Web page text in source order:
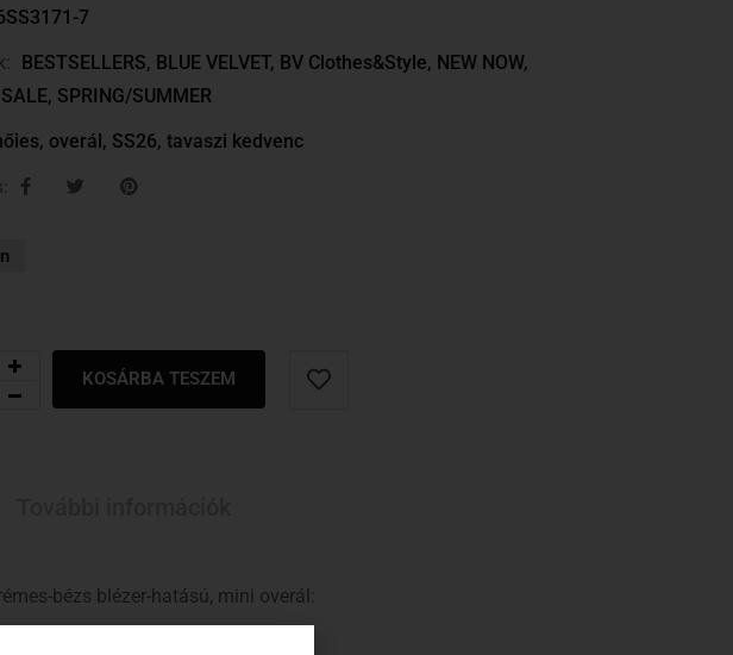
7
BESTSELLERS, BLUE VELVET, BV Clothes&Style, NEW NOW,
SALE, SPRING/SUMMER
, overál, SS26, tavaszi kedvenc
KOSÁRBA TESZEM
bézs blézer-hatású, mini overál: